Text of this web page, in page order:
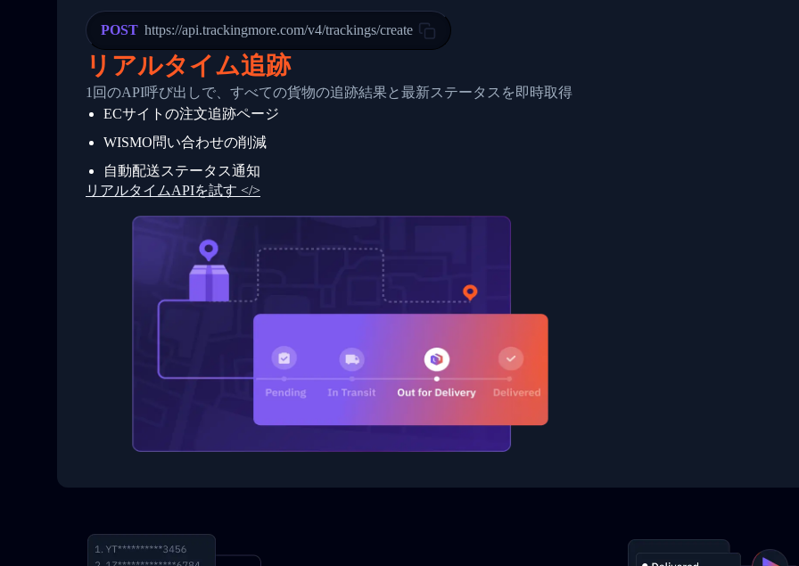
24
25
26
27
28
29
31
32
33
34
"Details": "Departed Facility in HONG KONG-HONG KONG, HONG KONG-HONG KONG,2017-03-
          },
          {
            "Date": "2017-03-06 15:28:00",
            "StatusDescription": "Shipment picked up",
            "Details": "BEIJING-CHINA,PEOPLES REPUBLIC"
          }
        ]
      }
    ]
  }
}
POST https://api.trackingmore.com/v4/trackings/create
リアルタイム追跡
1回のAPI呼び出しで、すべての貨物の追跡結果と最新ステータスを即時取得
ECサイトの注文追跡ページ
WISMO問い合わせの削減
自動配送ステータス通知
リアルタイムAPIを試す </>